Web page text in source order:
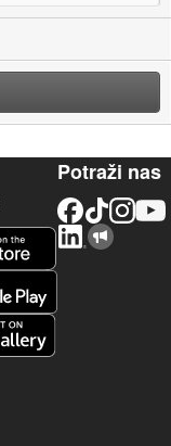
Potraži nas